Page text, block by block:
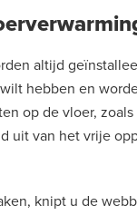
altijd
hebben en
op de vloer,
uit van het vrije
knipt u de